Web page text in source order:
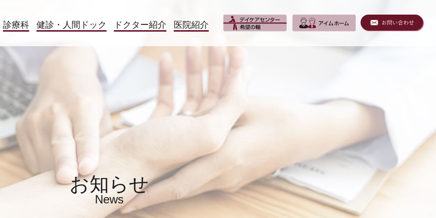
診療科 健診・人間ドック ドクター紹介 医院紹介
お知らせ
News